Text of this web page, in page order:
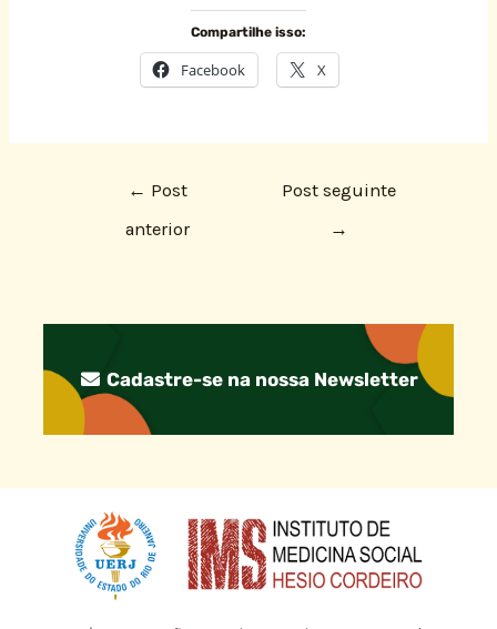
Compartilhe isso:
Facebook X
← Post
anterior
Post seguinte
→
Cadastre-se na nossa Newsletter